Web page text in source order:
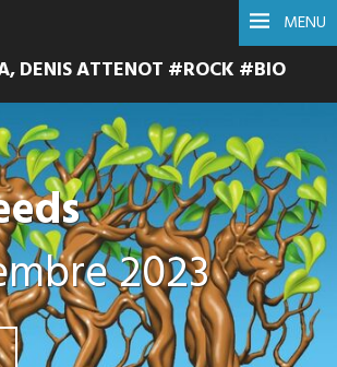
MENU
DENIS ATTENOT #ROCK #BIO
2023